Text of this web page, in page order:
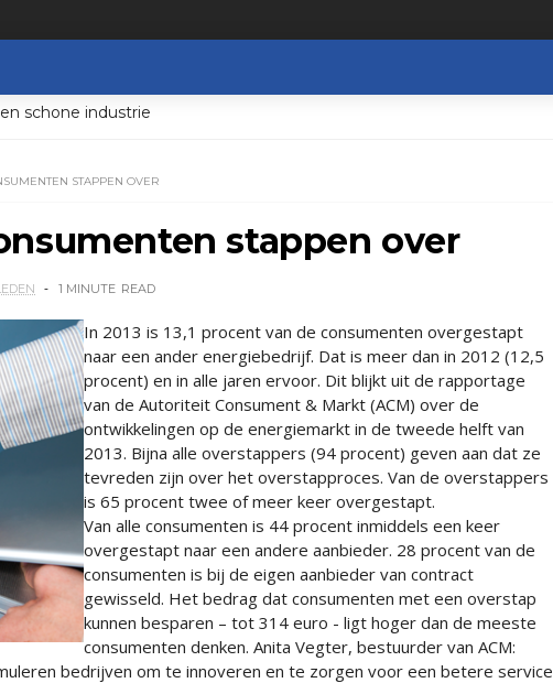
schone industrie
STAPPEN OVER
stappen over
1 MINUTE READ
In 2013 is 13,1 procent van de consumenten overgestapt
naar een ander energiebedrijf. Dat is meer dan in 2012 (12,5
procent) en in alle jaren ervoor. Dit blijkt uit de rapportage
van de Autoriteit Consument & Markt (ACM) over de
ontwikkelingen op de energiemarkt in de tweede helft van
2013. Bijna alle overstappers (94 procent) geven aan dat ze
tevreden zijn over het overstapproces. Van de overstappers
is 65 procent twee of meer keer overgestapt.
Van alle consumenten is 44 procent inmiddels een keer
overgestapt naar een andere aanbieder. 28 procent van de
consumenten is bij de eigen aanbieder van contract
gewisseld. Het bedrag dat consumenten met een overstap
kunnen besparen – tot 314 euro - ligt hoger dan de meeste
consumenten denken. Anita Vegter, bestuurder van ACM:
bedrijven om te innoveren en te zorgen voor een betere service